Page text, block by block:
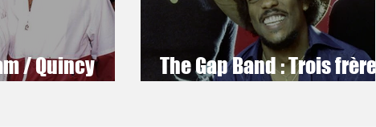
/ Quincy
The Gap Band : Trois frères